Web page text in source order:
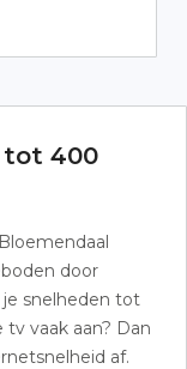
400
door
je snelheden tot
vaak aan? Dan
af.